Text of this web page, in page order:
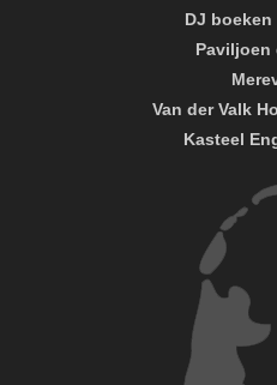
DJ boeken
Paviljoen
Van der Valk
Kasteel